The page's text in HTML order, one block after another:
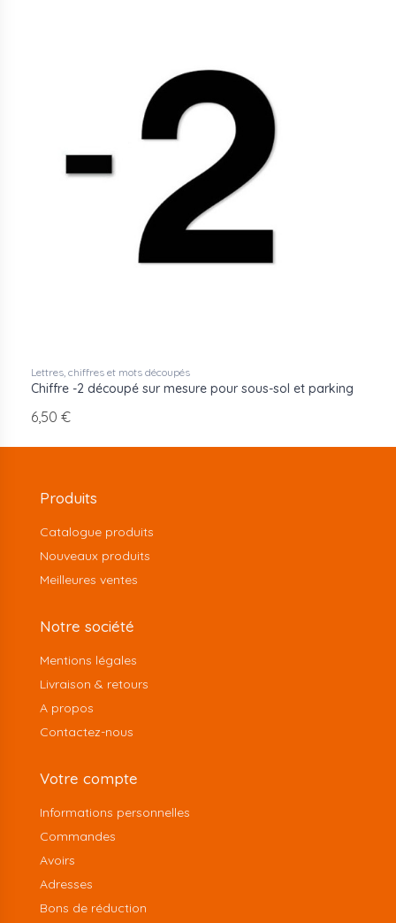
Lettres, chiffres et mots découpés
Chiffre -2 découpé sur mesure pour sous-sol et parking
6,50 €
Produits
Catalogue produits
Nouveaux produits
Meilleures ventes
Notre société
Mentions légales
Livraison & retours
A propos
Contactez-nous
Votre compte
Informations personnelles
Commandes
Avoirs
Adresses
Bons de réduction